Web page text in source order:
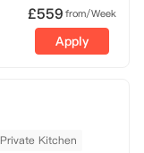
£559from/Week
Apply
Private Kitchen